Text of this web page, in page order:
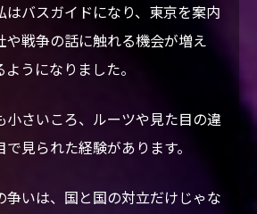
はバスガイドになり、東京を案内
や戦争の話に触れる機会が増え
うになりました。
小さいころ、ルーツや見た目の違
見られた経験があります。
争いは、国と国の対立だけじゃな